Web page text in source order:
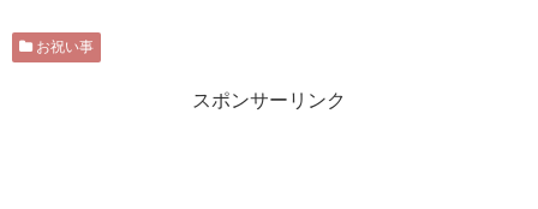
お祝い事
スポンサーリンク